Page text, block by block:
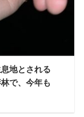
地とされる
で、今年も